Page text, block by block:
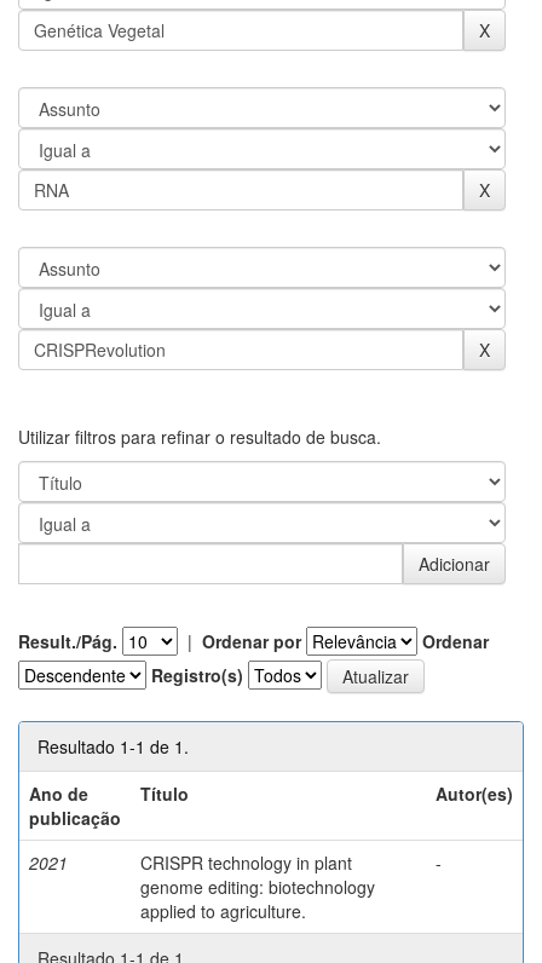
Utilizar filtros para refinar o resultado de busca.
Result./Pág. | Ordenar por
Ordenar
Registro(s)
Resultado 1-1 de 1.
Ano de
publicação
Título Autor(es)
2021
CRISPR technology in plant
genome editing: biotechnology
applied to agriculture.
-
Resultado 1-1 de 1.